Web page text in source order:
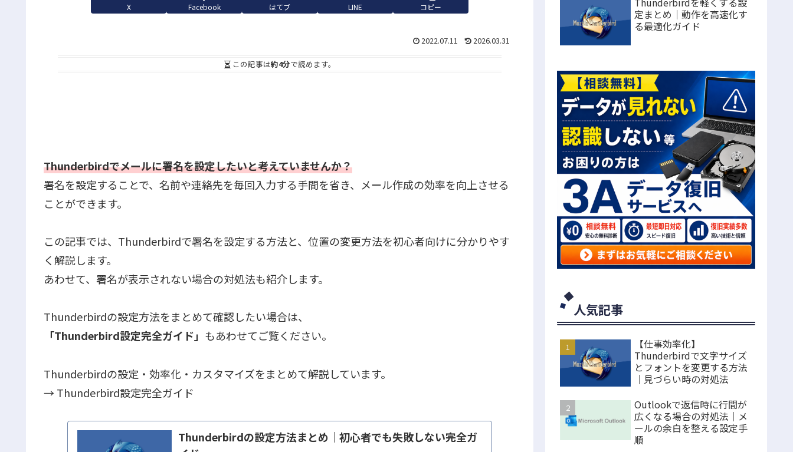
X Facebook はてブ LINE コピー
2022.07.11 2026.03.31
この記事は約4分で読めます。
Thunderbirdでメールに署名を設定したいと考えていませんか？
署名を設定することで、名前や連絡先を毎回入力する手間を省き、メール作成の効率を向上させる
ことができます。
この記事では、Thunderbirdで署名を設定する方法と、位置の変更方法を初心者向けに分かりやす
く解説します。
あわせて、署名が表示されない場合の対処法も紹介します。
Thunderbirdの設定方法をまとめて確認したい場合は、
「Thunderbird設定完全ガイド」 もあわせてご覧ください。
Thunderbirdの設定・効率化・カスタマイズをまとめて解説しています。
→ Thunderbird設定完全ガイド
Thunderbirdの設定方法まとめ｜初心者でも失敗しない完全ガ
定まとめ｜動作を高速化す
る最適化ガイド
人気記事
【仕事効率化】
Thunderbirdで文字サイズ
とフォントを変更する方法
｜見づらい時の対処法
Outlookで返信時に行間が
広くなる場合の対処法｜メ
ールの余白を整える設定手
順